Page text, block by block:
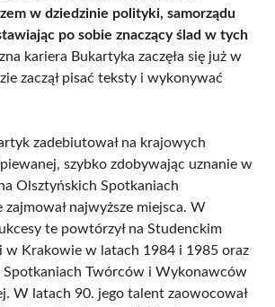
w dziedzinie polityki, samorządu
po sobie znaczący ślad w tych
kariera Bukartyka zaczęła się już w
zaczął pisać teksty i wykonywać
zadebiutował na krajowych
szybko zdobywając uznanie w
Olsztyńskich Spotkaniach
najwyższe miejsca. W
te powtórzył na Studenckim
w Krakowie w latach 1984 i 1985 oraz
Twórców i Wykonawców
W latach 90. jego talent zaowocował